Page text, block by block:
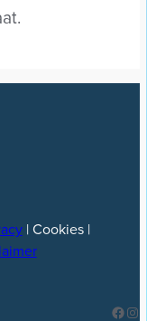
| Cookies |
Facebook Instagram